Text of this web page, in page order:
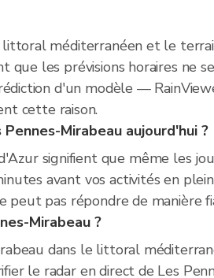
méditerranéen et le
les prévisions horaires ne
d'un modèle —
cette raison.
Mirabeau aujourd'hui ?
signifient que même les
avant vos activités en
peut pas répondre de manière
Mirabeau ?
dans le littoral
le radar en direct de Les